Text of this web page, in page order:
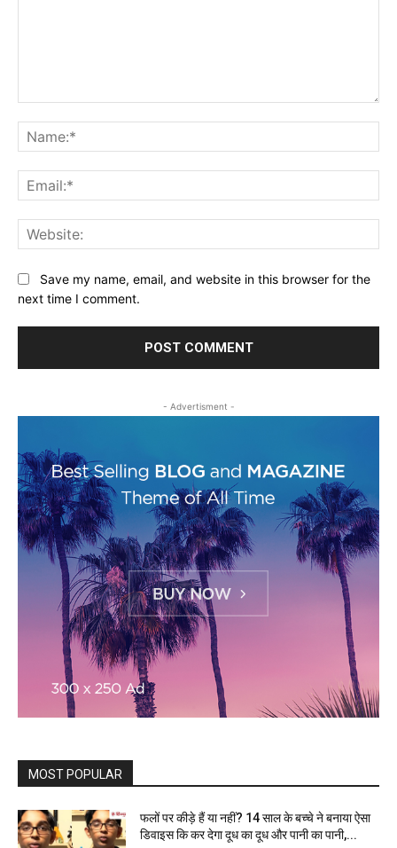
Save my name, email, and website in this browser for the
next time I comment.
- Advertisment -
MOST POPULAR
फलों पर कीड़े हैं या नहीं? 14 साल के बच्चे ने बनाया ऐसा
डिवाइस कि कर देगा दूध का दूध और पानी का पानी,...